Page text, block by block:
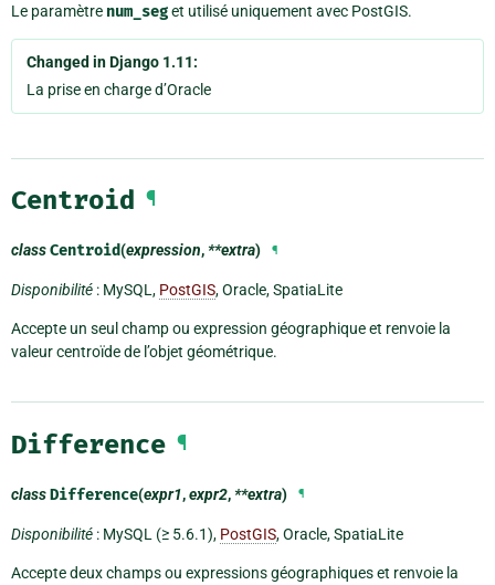
Le paramètre num_seget utilisé uniquement avec PostGIS.
Changed in Django 1.11:
La prise en charge d’Oracle
Centroid ¶
classCentroid(expression,**extra) ¶
Disponibilité : MySQL, PostGIS, Oracle, SpatiaLite
Accepte un seul champ ou expression géographique et renvoie la
valeur centroïde de l’objet géométrique.
Difference ¶
classDifference(expr1,expr2,**extra) ¶
Disponibilité : MySQL (≥ 5.6.1), PostGIS, Oracle, SpatiaLite
Accepte deux champs ou expressions géographiques et renvoie la